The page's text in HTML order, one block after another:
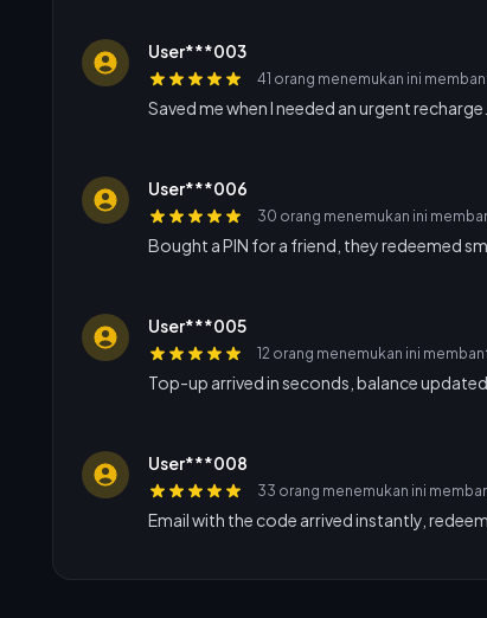
User***003
41 orang menemukan ini
Saved me when I needed an urgent recharge.
User***006
30 orang menemukan ini
Bought a PIN for a friend, they redeemed
User***005
12 orang menemukan ini
Top-up arrived in seconds, balance
User***008
33 orang menemukan ini
Email with the code arrived instantly,